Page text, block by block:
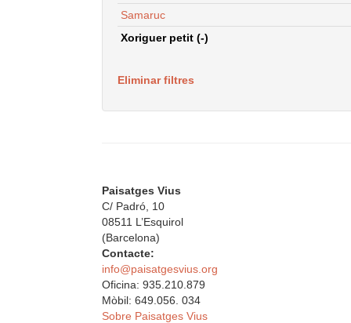
Samaruc
Xoriguer petit (-)
Eliminar filtres
Paisatges Vius
C/ Padró, 10
08511 L’Esquirol
(Barcelona)
Contacte:
info@paisatgesvius.org
Oficina: 935.210.879
Mòbil: 649.056. 034
Sobre Paisatges Vius